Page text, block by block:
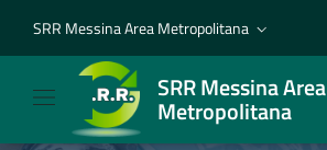
SRR Messina Area Metropolitana
SRR Messina Area
Metropolitana